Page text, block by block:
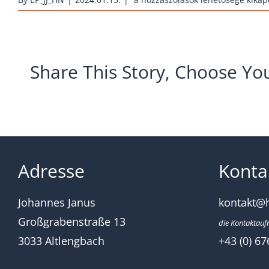
janus-
bejegyzéshez
Share This Story, Choose
Adresse
Johannes Janus
Großgrabenstraße 13
3033 Altlengbach
die
+43 (0)